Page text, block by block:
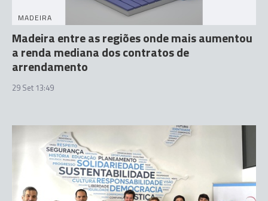
MADEIRA
Madeira entre as regiões onde mais aumentou
a renda mediana dos contratos de
arrendamento
29 Set 13:49